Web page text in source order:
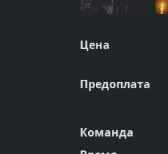
Цена
Предоплата
Команда